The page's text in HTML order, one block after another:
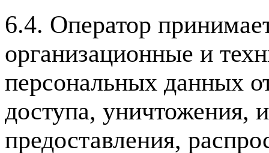
6.4. Оператор
организационные и
персональных данных
доступа, уничтожения,
предоставления,